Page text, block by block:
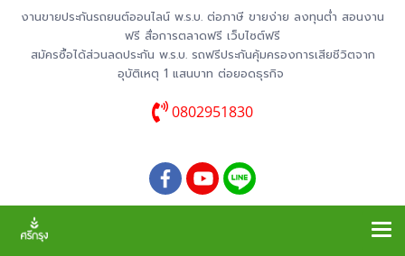
งานขายประกันรถยนต์ออนไลน์ พ.ร.บ. ต่อภาษี ขายง่าย ลงทุนต่ำ สอนงาน
ฟรี สื่อการตลาดฟรี เว็บไซต์ฟรี
สมัครซื้อได้ส่วนลดประกัน พ.ร.บ. รถฟรีประกันคุ้มครองการเสียชีวิตจาก
อุบัติเหตุ 1 แสนบาท ต่อยอดธุรกิจ
0802951830